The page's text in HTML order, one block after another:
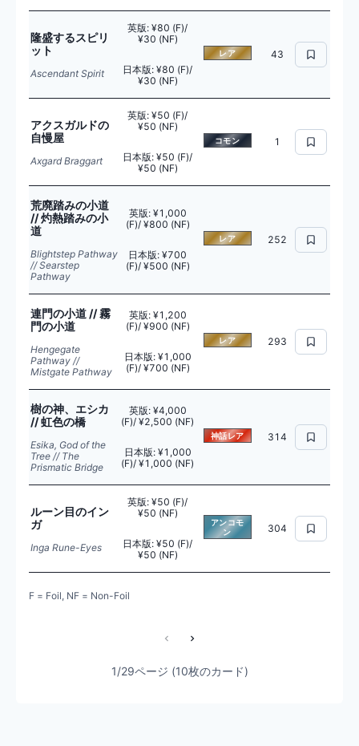
隆盛するスピリ
ット
Ascendant Spirit
英版: ¥80 (F)/
¥30 (NF)
日本版: ¥80 (F)/
¥30 (NF)
レア 43
アクスガルドの
自慢屋
Axgard Braggart
英版: ¥50 (F)/
¥50 (NF)
日本版: ¥50 (F)/
¥50 (NF)
コモン 1
荒廃踏みの小道
// 灼熱踏みの小
道
Blightstep Pathway
// Searstep
Pathway
英版: ¥1,000
(F)/ ¥800 (NF)
日本版: ¥700
(F)/ ¥500 (NF)
レア 252
連門の小道 // 霧
門の小道
Hengegate
Pathway //
Mistgate Pathway
英版: ¥1,200
(F)/ ¥900 (NF)
日本版: ¥1,000
(F)/ ¥700 (NF)
レア 293
樹の神、エシカ
// 虹色の橋
Esika, God of the
Tree // The
Prismatic Bridge
英版: ¥4,000
(F)/ ¥2,500 (NF)
日本版: ¥1,000
(F)/ ¥1,000 (NF)
神話レア 314
ルーン目のイン
ガ
Inga Rune-Eyes
英版: ¥50 (F)/
¥50 (NF)
日本版: ¥50 (F)/
¥50 (NF)
アンコモ
ン
304
F = Foil, NF = Non-Foil
1/29ページ (10枚のカード)